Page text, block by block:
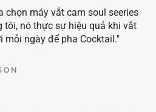
chọn máy vắt cam soul seeries
tôi, nó thực sự hiệu quả khi vắt
mỗi ngày để pha Cocktail."